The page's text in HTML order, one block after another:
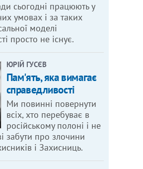
сьогодні працюють у
умовах і за таких
моделі
просто не існує.
ЮРІЙ ГУСЄВ
Пам'ять, яка вимагає
справедливості
Ми повинні повернути
всіх, хто перебуває в
російському полоні і не
забути про злочини
і Захисниць.